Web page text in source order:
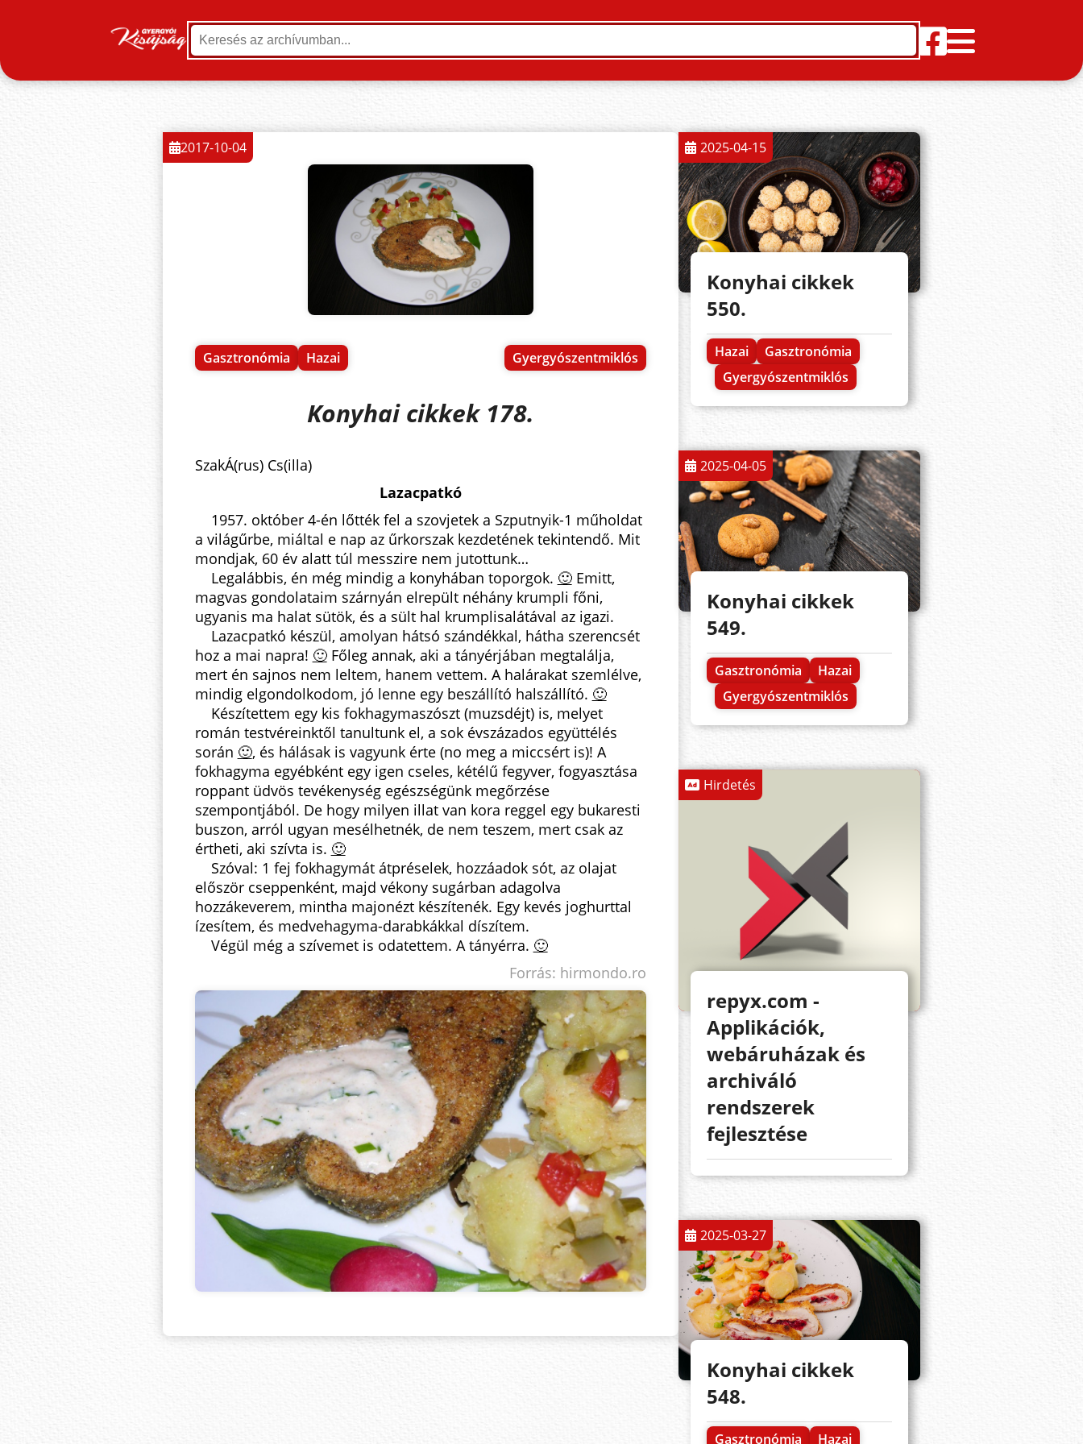
Gasztronómia Hazai Gyergyószentmiklós
2017-10-04
Konyhai cikkek 178.
SzakÁ(rus) Cs(illa)
Lazacpatkó
1957. október 4-én lőtték fel a szovjetek a Szputnyik-1 műholdat
a világűrbe, miáltal e nap az űrkorszak kezdetének tekintendő. Mit
mondjak, 60 év alatt túl messzire nem jutottunk…
Legalábbis, én még mindig a konyhában toporgok. 🙂Emitt,
magvas gondolataim szárnyán elrepült néhány krumpli főni,
ugyanis ma halat sütök, és a sült hal krumplisalátával az igazi.
Lazacpatkó készül, amolyan hátsó szándékkal, hátha szerencsét
hoz a mai napra! 🙂Főleg annak, aki a tányérjában megtalálja,
mert én sajnos nem leltem, hanem vettem. A halárakat szemlélve,
mindig elgondolkodom, jó lenne egy beszállító halszállító. 🙂
Készítettem egy kis fokhagymaszószt (muzsdéjt) is, melyet
román testvéreinktől tanultunk el, a sok évszázados együttélés
során 🙂, és hálásak is vagyunk érte (no meg a miccsért is)! A
fokhagyma egyébként egy igen cseles, kétélű fegyver, fogyasztása
roppant üdvös tevékenység egészségünk megőrzése
szempontjából. De hogy milyen illat van kora reggel egy bukaresti
buszon, arról ugyan mesélhetnék, de nem teszem, mert csak az
értheti, aki szívta is. 🙂
Szóval: 1 fej fokhagymát átpréselek, hozzáadok sót, az olajat
először cseppenként, majd vékony sugárban adagolva
hozzákeverem, mintha majonézt készítenék. Egy kevés joghurttal
ízesítem, és medvehagyma-darabkákkal díszítem.
Végül még a szívemet is odatettem. A tányérra. 🙂
Forrás: hirmondo.ro
2025-04-15
Konyhai cikkek
550.
Hazai
Gasztronómia
Gyergyószentmiklós
2025-04-05
Konyhai cikkek
549.
Gasztronómia
Hazai
Gyergyószentmiklós
Hirdetés
repyx.com -
Applikációk,
webáruházak és
archiváló
rendszerek
fejlesztése
2025-03-27
Konyhai cikkek
548.
Gasztronómia Hazai